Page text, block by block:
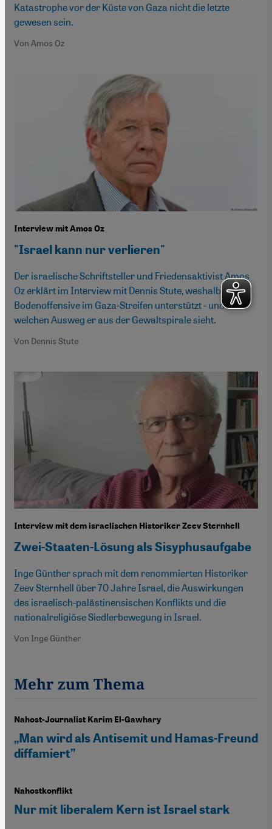
Katastrophe vor der Küste von Gaza nicht die letzte
gewesen sein.
Von Amos Oz
Interview mit Amos Oz
"Israel kann nur verlieren"
Der israelische Schriftsteller und Friedensaktivist Amos
Oz erklärt im Interview mit Dennis Stute, weshalb er die
Bodenoffensive im Gaza-Streifen unterstützt - und
welchen Ausweg er aus der Gewaltspirale sieht.
Von Dennis Stute
Interview mit dem israelischen Historiker Zeev Sternhell
Zwei-Staaten-Lösung als Sisyphusaufgabe
Inge Günther sprach mit dem renommierten Historiker
Zeev Sternhell über 70 Jahre Israel, die Auswirkungen
des israelisch-palästinensischen Konflikts und die
nationalreligiöse Siedlerbewegung in Israel.
Von Inge Günther
Mehr zum Thema
Nahost-Journalist Karim El-Gawhary
„Man wird als Antisemit und Hamas-Freund
diffamiert”
Nahostkonflikt
Nur mit liberalem Kern ist Israel stark